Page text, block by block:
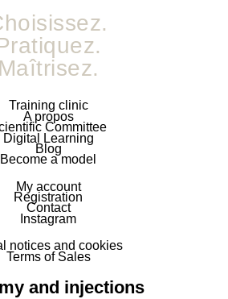
Maîtrisez.
Training clinic
A propos
Committee
Digital Learning
Blog
Become a model
My account
Registration
Contact
Instagram
notices and cookies
Terms of Sales
and injections